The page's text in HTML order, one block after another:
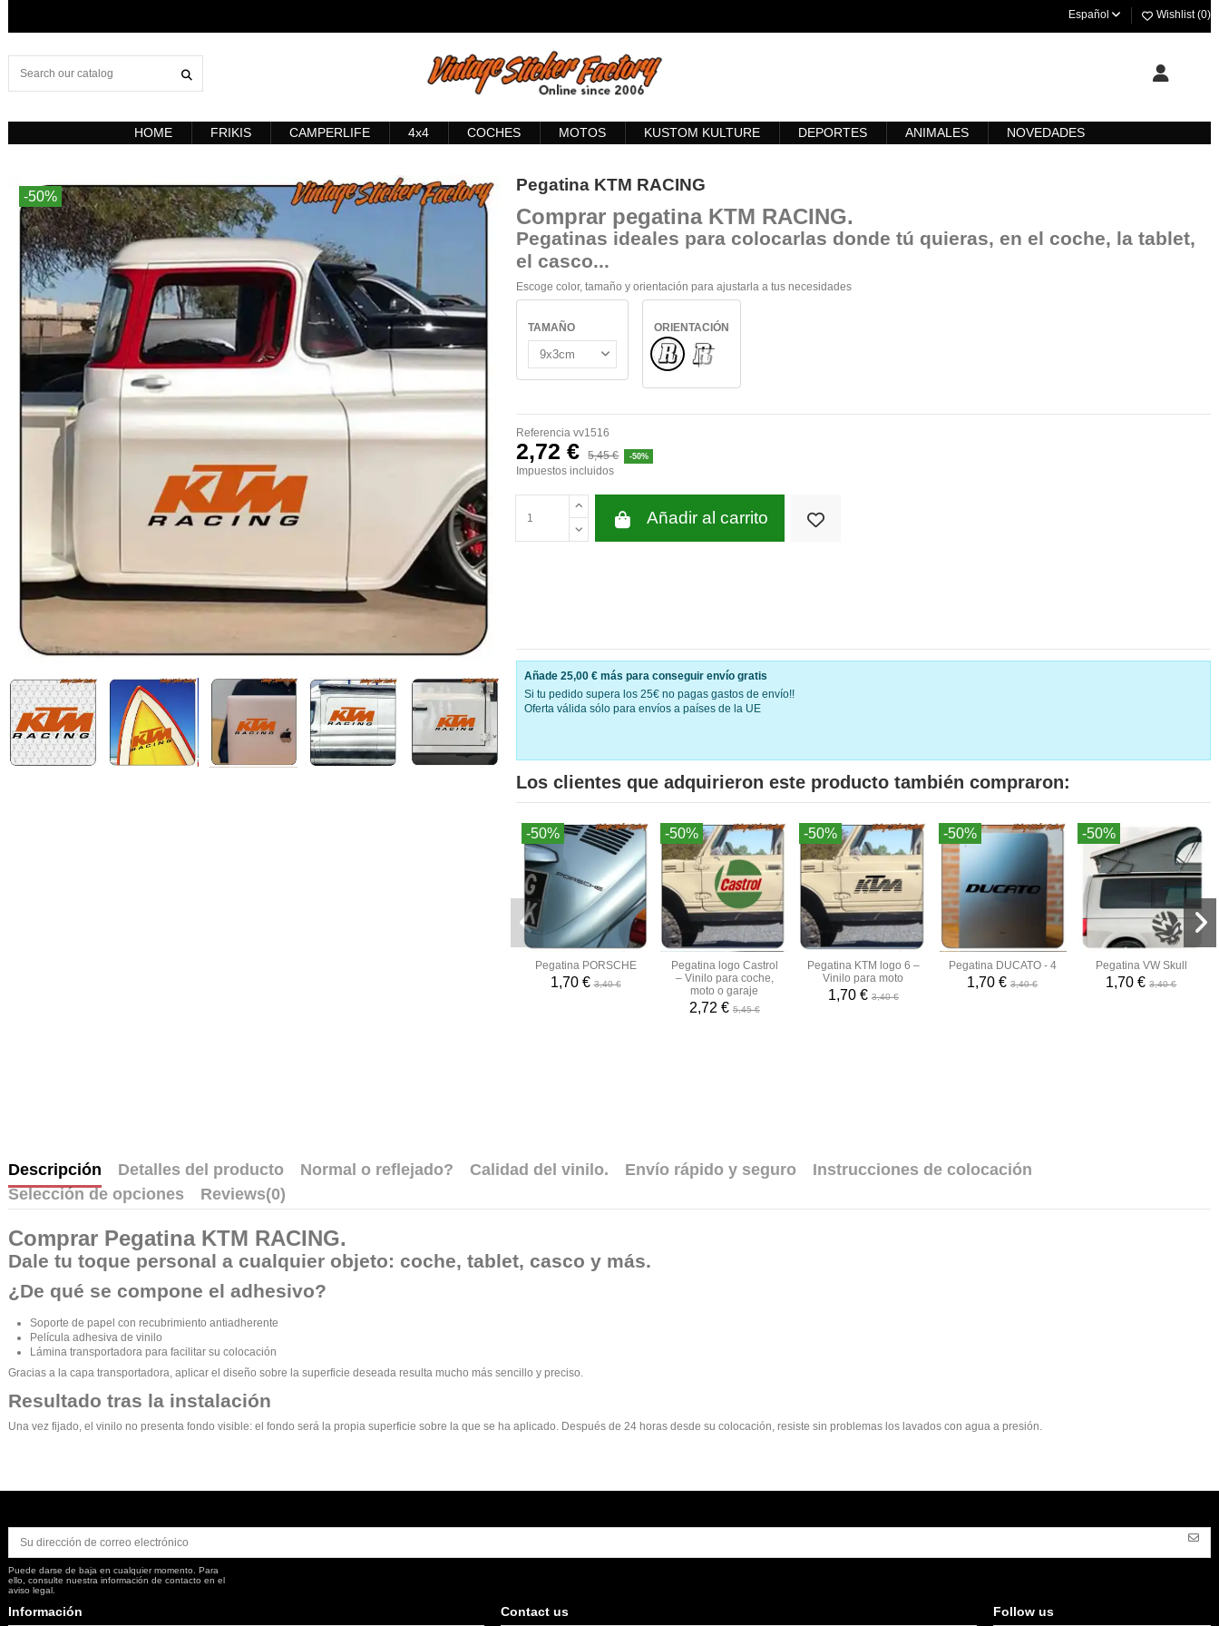
Español Wishlist (0)
HOME FRIKIS CAMPERLIFE 4x4 COCHES MOTOS KUSTOM KULTURE DEPORTES ANIMALES NOVEDADES
-50%
Pegatina KTM RACING
Comprar pegatina KTM RACING.
Pegatinas ideales para colocarlas donde tú quieras, en el coche, la tablet,
el casco...
Escoge color, tamaño y orientación para ajustarla a tus necesidades
TAMAÑO
ORIENTACIÓN
NormalINTERIOR CRISTAL
Referencia vv1516
2,72 € 5,45 € -50%
Impuestos incluidos
Añadir al carrito
Añade 25,00 € más para conseguir envío gratis
Si tu pedido supera los 25€ no pagas gastos de envío!!
Oferta válida sólo para envíos a países de la UE
Los clientes que adquirieron este producto también compraron:
-50%
Pegatina PORSCHE
1,70 €3,40 €
-50%
Pegatina logo Castrol
– Vinilo para coche,
moto o garaje
2,72 €5,45 €
-50%
Pegatina KTM logo 6 –
Vinilo para moto
1,70 € 3,40 €
-50%
Pegatina DUCATO - 4
1,70 €3,40 €
-50%
Pegatina VW Skull
1,70 €3,40 €
Descripción Detalles del producto Normal o reflejado? Calidad del vinilo. Envío rápido y seguro
Instrucciones de colocación
Selección de opciones
Reviews(0)
Comprar Pegatina KTM RACING.
Dale tu toque personal a cualquier objeto: coche, tablet, casco y más.
¿De qué se compone el adhesivo?
Soporte de papel con recubrimiento antiadherente
Película adhesiva de vinilo
Lámina transportadora para facilitar su colocación
Gracias a la capa transportadora, aplicar el diseño sobre la superficie deseada resulta mucho más sencillo y preciso.
Resultado tras la instalación
Una vez fijado, el vinilo no presenta fondo visible: el fondo será la propia superficie sobre la que se ha aplicado. Después de 24 horas desde su colocación, resiste sin problemas los lavados con agua a presión.
Puede darse de baja en cualquier momento. Para
ello, consulte nuestra información de contacto en el
aviso legal.
Información Contact us Follow us